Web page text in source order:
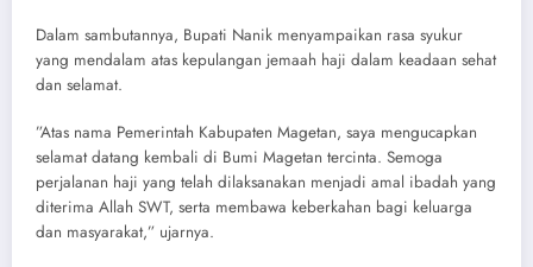
​Dalam sambutannya, Bupati Nanik menyampaikan rasa syukur
yang mendalam atas kepulangan jemaah haji dalam keadaan sehat
dan selamat.
​”Atas nama Pemerintah Kabupaten Magetan, saya mengucapkan
selamat datang kembali di Bumi Magetan tercinta. Semoga
perjalanan haji yang telah dilaksanakan menjadi amal ibadah yang
diterima Allah SWT, serta membawa keberkahan bagi keluarga
dan masyarakat,” ujarnya.